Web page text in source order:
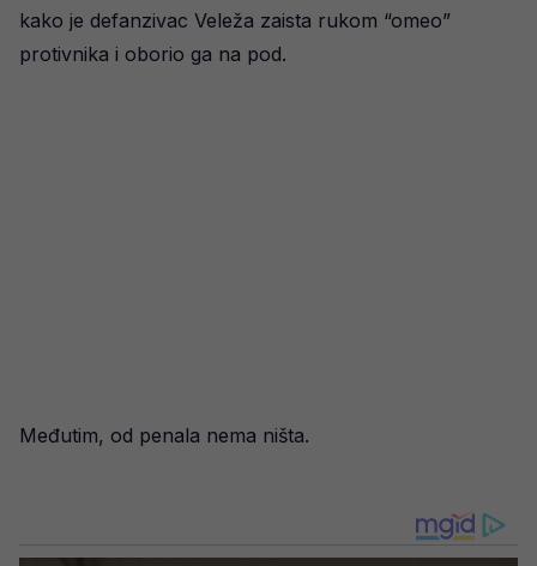
kako je defanzivac Veleža zaista rukom “omeo”
protivnika i oborio ga na pod.
Međutim, od penala nema ništa.